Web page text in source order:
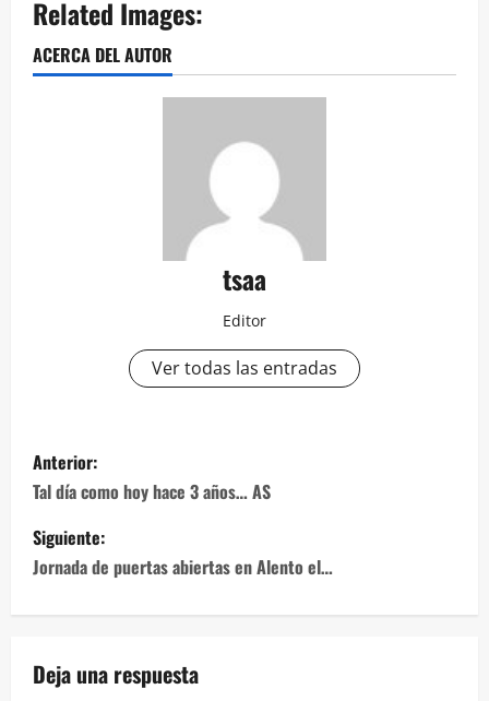
Related Images:
ACERCA DEL AUTOR
tsaa
Editor
Ver todas las entradas
Navegación
de
entradas
Anterior:
Tal día como hoy hace 3 años… AS
Siguiente:
Jornada de puertas abiertas en Alento el…
Deja una respuesta